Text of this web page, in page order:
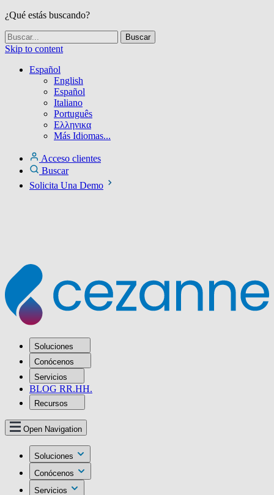
¿Qué estás buscando?
Skip to content
Español
English
Español
Italiano
Português
Ελληνικα
Más Idiomas...
Acceso clientes
Buscar
Solicita Una Demo
Soluciones
Conócenos
Servicios
BLOG RR.HH.
Recursos
Open Navigation
Soluciones
Conócenos
Servicios